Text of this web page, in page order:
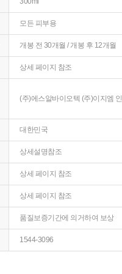
모든 피부용
개봉 전 30개월 / 개봉 후 12개월
상세 페이지 참조
(주)에스알바이오텍 (주)이지엠
대한민국
상세설명참조
상세 페이지 참조
상세 페이지 참조
품질보증기간에 의거하여 보상
1544-3096